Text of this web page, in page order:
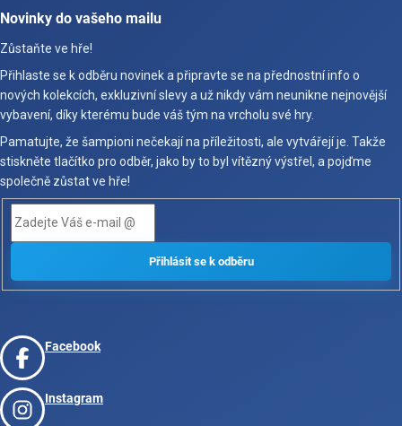
Novinky do vašeho mailu
Zůstaňte ve hře!
Přihlaste se k odběru novinek a připravte se na přednostní info o
nových kolekcích, exkluzivní slevy a už nikdy vám neunikne nejnovější
vybavení, díky kterému bude váš tým na vrcholu své hry.
Pamatujte, že šampioni nečekají na příležitosti, ale vytvářejí je. Takže
stiskněte tlačítko pro odběr, jako by to byl vítězný výstřel, a pojďme
společně zůstat ve hře!
Facebook
Instagram